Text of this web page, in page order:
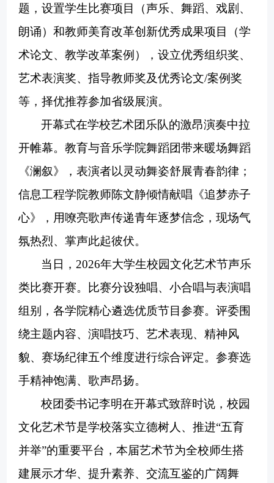
题，设置学生比赛项目（声乐、舞蹈、戏剧、
朗诵）和教师美育改革创新优秀成果项目（学
术论文、教学改革案例），设立优秀组织奖、
艺术表演奖、指导教师奖及优秀论文/案例奖
等，择优推荐参加省级展演。
开幕式在学校艺术团乐队的激昂演奏中拉
开帷幕。教育与音乐学院舞蹈团带来暖场舞蹈
《澜叙》，表演者以灵动舞姿舒展青春韵律；
信息工程学院教师陈文静倾情献唱《追梦赤子
心》，用嘹亮歌声传递青年逐梦信念，现场气
氛热烈、掌声此起彼伏。
当日， 2026年大学生校园文化艺术节声乐
类比赛开赛。比赛分设独唱、小合唱与表演唱
组别，各学院精心遴选优质节目参赛。评委围
绕主题内容、演唱技巧、艺术表现、精神风
貌、赛场纪律五个维度进行综合评定。参赛选
手精神饱满、歌声昂扬。
校团委书记李明在开幕式致辞时说，校园
文化艺术节是学校落实立德树人、推进“五育
并举”的重要平台，本届艺术节为全校师生搭
建展示才华、提升素养、交流互鉴的广阔舞